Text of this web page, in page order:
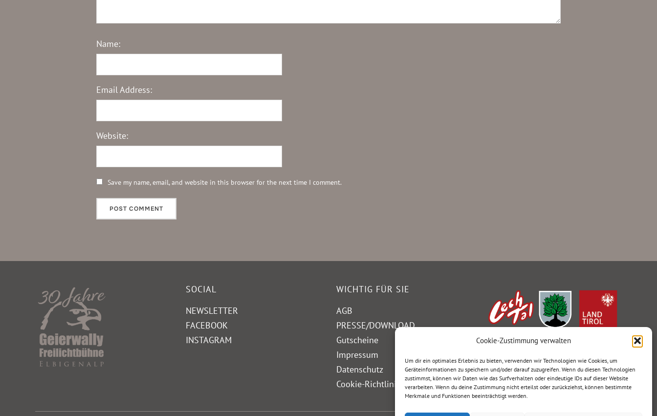
Cookie-Zustimmung verwalten
Um dir ein optimales Erlebnis zu bieten, verwenden wir Technologien wie Cookies, um
Geräteinformationen zu speichern und/oder darauf zuzugreifen. Wenn du diesen Technologien
zustimmst, können wir Daten wie das Surfverhalten oder eindeutige IDs auf dieser Website
verarbeiten. Wenn du deine Zustimmung nicht erteilst oder zurückziehst, können bestimmte
Merkmale und Funktionen beeinträchtigt werden.
Name:
Email Address:
Website:
Save my name, email, and website in this browser for the next time I comment.
SOCIAL
NEWSLETTER
FACEBOOK
INSTAGRAM
WICHTIG FÜR SIE
AGB
PRESSE/DOWNLOAD
Gutscheine
Impressum
Datenschutz
Cookie-Richtlinie (EU)